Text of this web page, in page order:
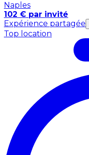
Naples
102 € par invité
Expérience partagée
Top location